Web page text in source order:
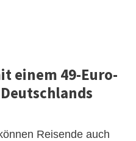
einem 49-Euro-
Reisende auch